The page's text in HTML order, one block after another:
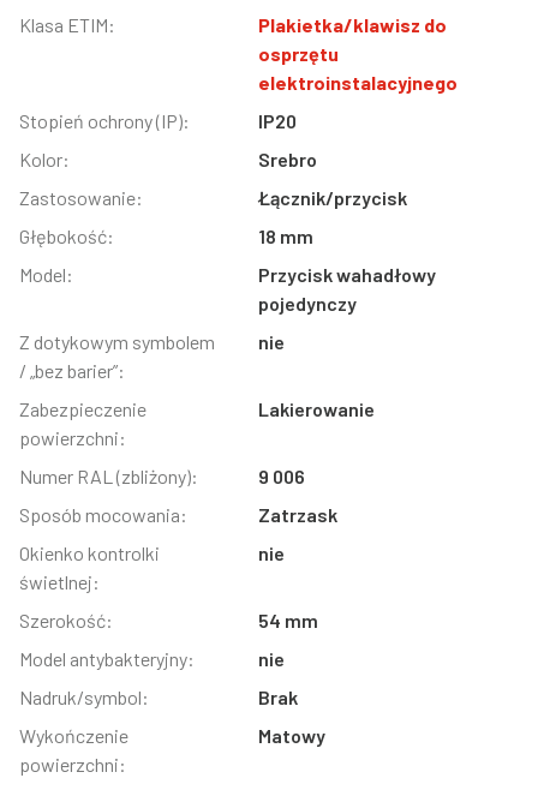
Klasa ETIM:
Plakietka/klawisz do
osprzętu
elektroinstalacyjnego
Stopień ochrony (IP):
IP20
Kolor:
Srebro
Zastosowanie:
Łącznik/przycisk
Głębokość:
18 mm
Model:
Przycisk wahadłowy
pojedynczy
Z dotykowym symbolem
/ „bez barier”:
nie
Zabezpieczenie
powierzchni:
Lakierowanie
Numer RAL (zbliżony):
9 006
Sposób mocowania:
Zatrzask
Okienko kontrolki
świetlnej:
nie
Szerokość:
54 mm
Model antybakteryjny:
nie
Nadruk/symbol:
Brak
Wykończenie
powierzchni:
Matowy